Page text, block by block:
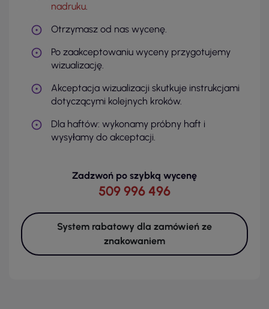
nadruku.
Otrzymasz od nas wycenę.
Po zaakceptowaniu wyceny przygotujemy
wizualizację.
Akceptacja wizualizacji skutkuje instrukcjami
dotyczącymi kolejnych kroków.
Dla haftów: wykonamy próbny haft i
wysyłamy do akceptacji.
Zadzwoń po szybką wycenę
509 996 496
System rabatowy dla zamówień ze
znakowaniem